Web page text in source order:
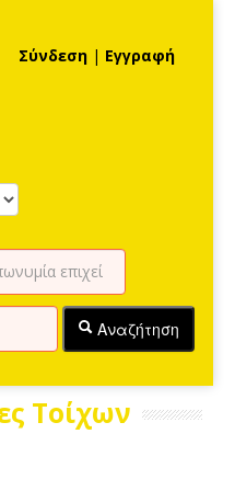
Σύνδεση | Εγγραφή
Αναζήτηση
Τοίχων